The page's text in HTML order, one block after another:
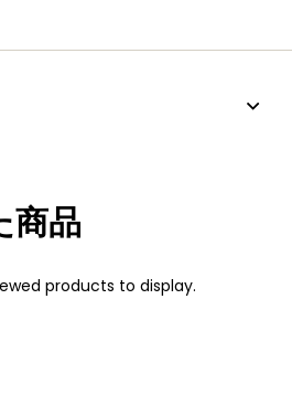
商品
products to display.